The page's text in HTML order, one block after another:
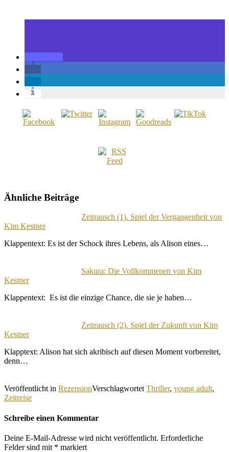
Ähnliche Beiträge
Zeitrausch (1). Spiel der Vergangenheit von
Kim Kestner
Klappentext: Es ist der Schock ihres Lebens, als Alison eines…
Sakura: Die Vollkommenen von Kim
Kestner
Klappentext: Es ist die einzige Chance, die sie je haben…
Zeitrausch (2). Spiel der Zukunft von Kim
Kestner
Klapptext: Alison hat sich akribisch auf diesen Moment vorbereitet,
denn…
Veröffentlicht in RezensionVerschlagwortet Thriller, young adult,
Zeitreise
Schreibe einen Kommentar
Deine E-Mail-Adresse wird nicht veröffentlicht. Erforderliche
Felder sind mit * markiert